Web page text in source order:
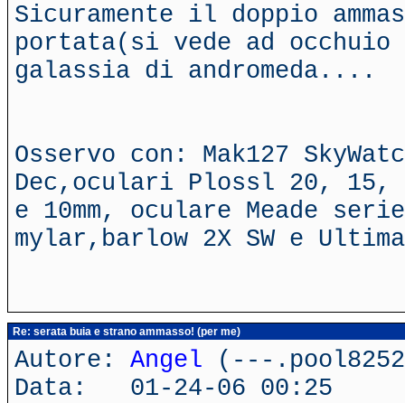
Sicuramente il doppio
portata(si vede ad
galassia di andromeda....
Osservo con: Mak127
Dec,oculari Plossl 20, 15,
e 10mm, oculare Meade
mylar,barlow 2X SW e
Re: serata buia e strano ammasso! (per me)
Autore: Angel (---
Data: 01-24-06 00:25